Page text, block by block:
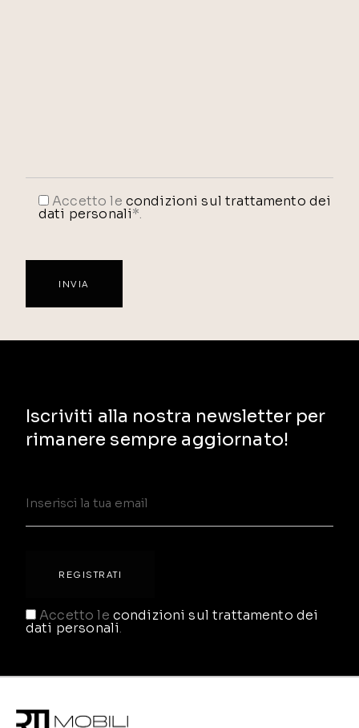
Accetto le condizioni sul trattamento dei
dati personali*.
Iscriviti alla nostra newsletter per
rimanere sempre aggiornato!
Accetto le condizioni sul trattamento dei
dati personali.